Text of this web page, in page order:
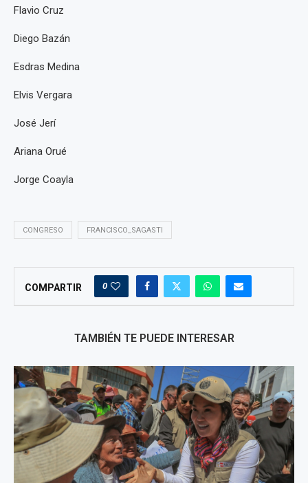
Flavio Cruz
Diego Bazán
Esdras Medina
Elvis Vergara
José Jerí
Ariana Orué
Jorge Coayla
CONGRESO FRANCISCO_SAGASTI
COMPARTIR 0
TAMBIÉN TE PUEDE INTERESAR